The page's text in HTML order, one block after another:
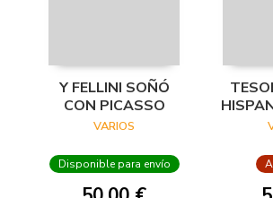
Y FELLINI SOÑÓ
CON PICASSO
VARIOS
Disponible para envío
OF